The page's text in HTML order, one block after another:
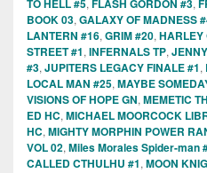
TO HELL #5, FLASH GORDON #3,
BOOK 03, GALAXY OF MADNESS
LANTERN #16, GRIM #20, HARLEY
STREET #1, INFERNALS TP,
#3, JUPITERS LEGACY FINALE #1,
LOCAL MAN #25, MAYBE
VISIONS OF HOPE GN, MEMETIC
ED HC, MICHAEL MOORCOCK
HC, MIGHTY MORPHIN POWER
VOL 02, Miles Morales Spider-man
CALLED CTHULHU #1, MOON